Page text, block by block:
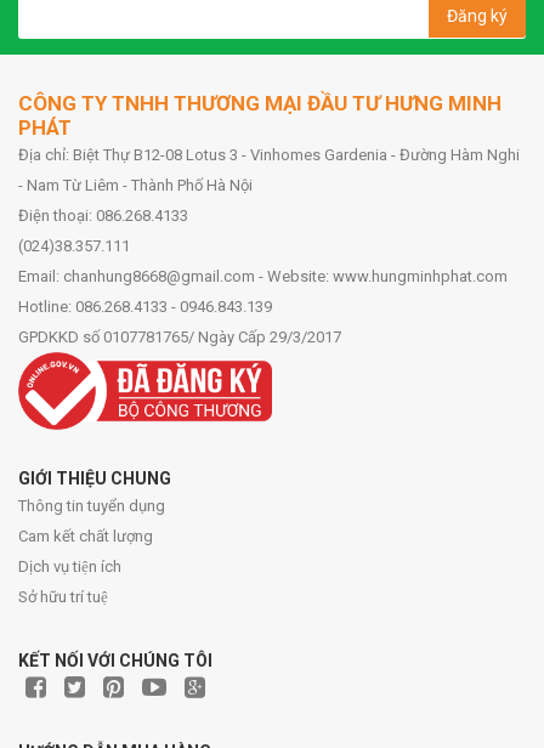
Đăng ký
CÔNG TY TNHH THƯƠNG MẠI ĐẦU TƯ HƯNG MINH
PHÁT
Địa chỉ: Biệt Thự B12-08 Lotus 3 - Vinhomes Gardenia - Đường Hàm Nghi
- Nam Từ Liêm - Thành Phố Hà Nội
Điện thoại: 086.268.4133
(024)38.357.111
Email: chanhung8668@gmail.com - Website: www.hungminhphat.com
Hotline: 086.268.4133 - 0946.843.139
GPDKKD số 0107781765/ Ngày Cấp 29/3/2017
GIỚI THIỆU CHUNG
Thông tin tuyển dụng
Cam kết chất lượng
Dịch vụ tiện ích
Sở hữu trí tuệ
KẾT NỐI VỚI CHÚNG TÔI